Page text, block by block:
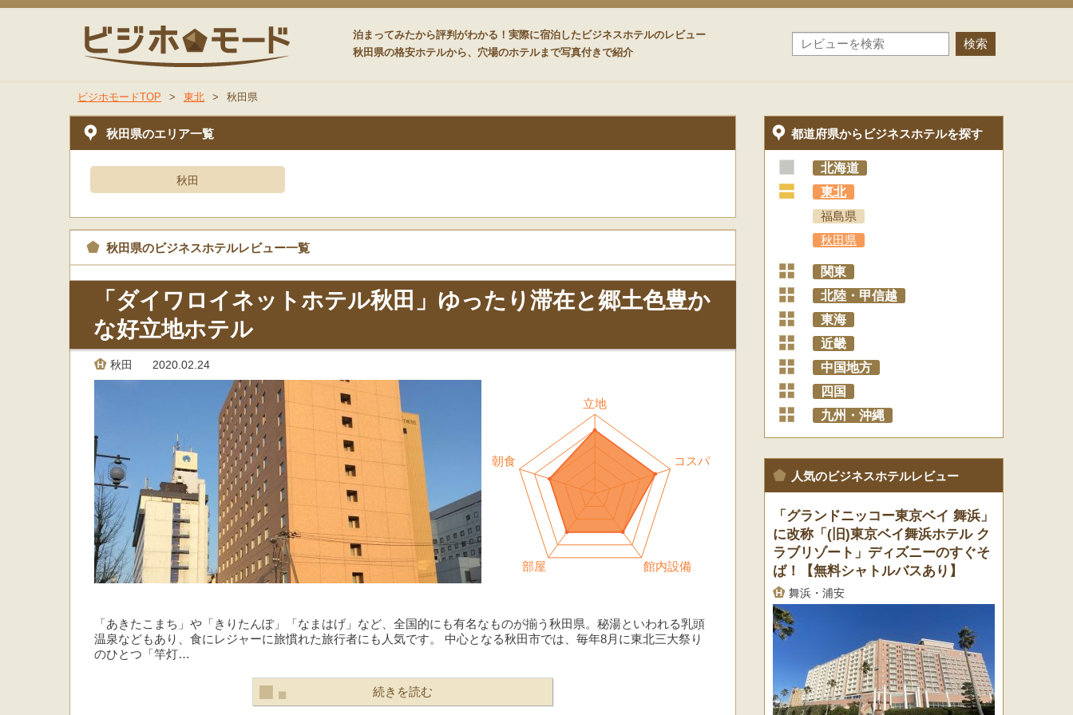
泊まってみたから評判がわかる！実際に宿泊したビジネスホテルのレビュー
秋田県の格安ホテルから、穴場のホテルまで写真付きで紹介
ビジホモード
ビジホモードTOP > 東北 > 秋田県
秋田県のエリア一覧
秋田
秋田県のビジネスホテルレビュー一覧
「ダイワロイネットホテル秋田」ゆったり滞在と郷土色豊か
な好立地ホテル
秋田 2020.02.24
「あきたこまち」や「きりたんぽ」「なまはげ」など、全国的にも有名なものが揃う秋田県。秘湯といわれる乳頭
温泉などもあり、食にレジャーに旅慣れた旅行者にも人気です。 中心となる秋田市では、毎年8月に東北三大祭り
のひとつ「竿灯…
続きを読む
都道府県からビジネスホテルを探す
北海道
東北
福島県
秋田県
関東
北陸・甲信越
東海
近畿
中国地方
四国
九州・沖縄
人気のビジネスホテルレビュー
「グランドニッコー東京ベイ 舞浜」
に改称「(旧)東京ベイ舞浜ホテル ク
ラブリゾート」ディズニーのすぐそ
ば！【無料シャトルバスあり】
舞浜・浦安